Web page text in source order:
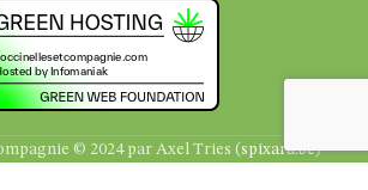
© 2024 par Axel Tries (spixara.be)